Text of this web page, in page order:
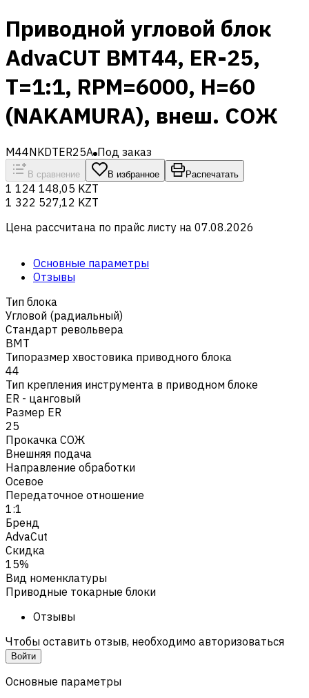
Приводной угловой блок
AdvaCUT BMT44, ER-25,
T=1:1, RPM=6000, H=60
(NAKAMURA), внеш. СОЖ
M44NKDTER25A Под заказ
В сравнение В избранное Распечатать
1 124 148,05 KZT
1 322 527,12 KZT
Цена рассчитана по прайс листу на 07.08.2026
Основные параметры
Отзывы
Тип блока
Угловой (радиальный)
Стандарт револьвера
BMT
Типоразмер хвостовика приводного блока
44
Тип крепления инструмента в приводном блоке
ER - цанговый
Размер ER
25
Прокачка СОЖ
Внешняя подача
Направление обработки
Осевое
Передаточное отношение
1:1
Бренд
AdvaCut
Скидка
15%
Вид номенклатуры
Приводные токарные блоки
Отзывы
Чтобы оставить отзыв, необходимо авторизоваться
Войти
Основные параметры